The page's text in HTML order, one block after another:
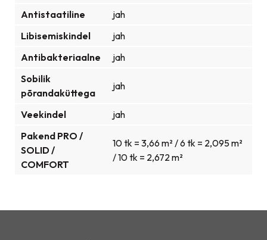
Antistaatiline
jah
Libisemiskindel
jah
Antibakteriaalne
jah
Sobilik
põrandaküttega
jah
Veekindel
jah
Pakend PRO /
SOLID /
COMFORT
10 tk = 3,66 m² / 6 tk = 2,095 m²
/ 10 tk = 2,672 m²